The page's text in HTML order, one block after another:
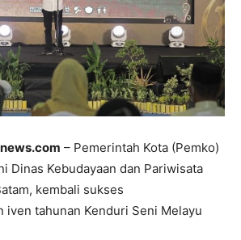
– Pemerintah Kota (Pemko)
Dinas Kebudayaan dan Pariwisata
kembali sukses
iven tahunan Kenduri Seni Melayu